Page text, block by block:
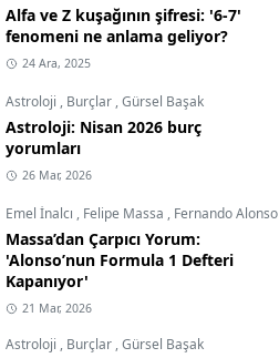
Alfa ve Z kuşağının şifresi: '6-7'
fenomeni ne anlama geliyor?
24 Ara, 2025
Astroloji , Burçlar ,Gürsel Başak
Astroloji: Nisan 2026 burç
yorumları
26 Mar, 2026
Emel İnalcı , Felipe Massa , Fernando Alonso
Massa’dan Çarpıcı Yorum:
'Alonso’nun Formula 1 Defteri
Kapanıyor'
21 Mar, 2026
Astroloji , Burçlar ,Gürsel Başak